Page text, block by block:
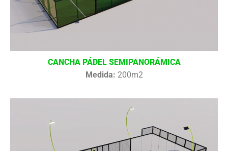
CANCHA PÁDEL SEMIPANORÁMICA
Medida: 200m2